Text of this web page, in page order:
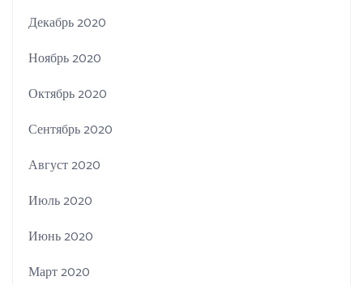
Декабрь 2020
Ноябрь 2020
Октябрь 2020
Сентябрь 2020
Август 2020
Июль 2020
Июнь 2020
Март 2020